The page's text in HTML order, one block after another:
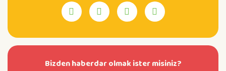
Bizden haberdar olmak ister misiniz?